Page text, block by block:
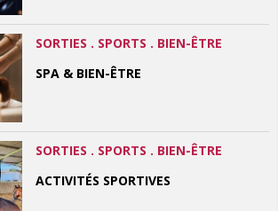
SORTIES . SPORTS . BIEN-ÊTRE
SPA & BIEN-ÊTRE
SORTIES . SPORTS . BIEN-ÊTRE
ACTIVITÉS SPORTIVES